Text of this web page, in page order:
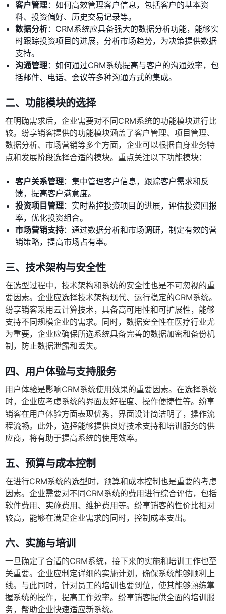
客户管理：如何高效管理客户信息，包括客户的基本资
料、投资偏好、历史交易记录等。
数据分析：CRM系统应具备强大的数据分析功能，能够实
时跟踪投资项目的进展，分析市场趋势，为决策提供数据
支持。
沟通管理：如何通过CRM系统提高与客户的沟通效率，包
括邮件、电话、会议等多种沟通方式的集成。
二、功能模块的选择
在明确需求后，企业需要对不同CRM系统的功能模块进行比
较。纷享销客提供的功能模块涵盖了客户管理、项目管理、
数据分析、市场营销等多个方面，企业可以根据自身业务特
点和发展阶段选择合适的模块。重点关注以下功能模块：
客户关系管理：集中管理客户信息，跟踪客户需求和反
馈，提高客户满意度。
投资项目管理：实时监控投资项目的进展，评估投资回报
率，优化投资组合。
市场营销支持：通过数据分析和市场调研，制定有效的营
销策略，提高市场占有率。
三、技术架构与安全性
在选型过程中，技术架构和系统的安全性也是不可忽视的重
要因素。企业应选择技术架构现代、运行稳定的CRM系统。
纷享销客采用云计算技术，具备高可用性和可扩展性，能够
支持不同规模企业的需求。同时，数据安全性在医疗行业尤
为重要，企业应确保所选系统具备完善的数据加密和备份机
制，防止数据泄露和丢失。
四、用户体验与支持服务
用户体验是影响CRM系统使用效果的重要因素。在选择系统
时，企业应考虑系统的界面友好程度、操作便捷性等。纷享
销客在用户体验方面表现优秀，界面设计简洁明了，操作流
程流畅。此外，选择能够提供良好技术支持和培训服务的供
应商，将有助于提高系统的使用效率。
五、预算与成本控制
在进行CRM系统的选型时，预算和成本控制也是重要的考虑
因素。企业需要对不同CRM系统的费用进行综合评估，包括
软件费用、实施费用、维护费用等。纷享销客的性价比相对
较高，能够在满足企业需求的同时，控制成本支出。
六、实施与培训
一旦确定了合适的CRM系统，接下来的实施和培训工作也至
关重要。企业应制定详细的实施计划，确保系统能够顺利上
线。与此同时，针对员工的培训也要到位，使其能够熟练掌
握系统的操作，提高工作效率。纷享销客提供全面的培训服
务，帮助企业快速适应新系统。